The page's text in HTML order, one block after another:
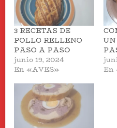
3 RECETAS DE
POLLO RELLENO
PASO A PASO
junio 19, 2024
En «AVES»
En